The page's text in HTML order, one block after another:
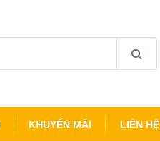
KHUYẾN MÃI LIÊN HỆ